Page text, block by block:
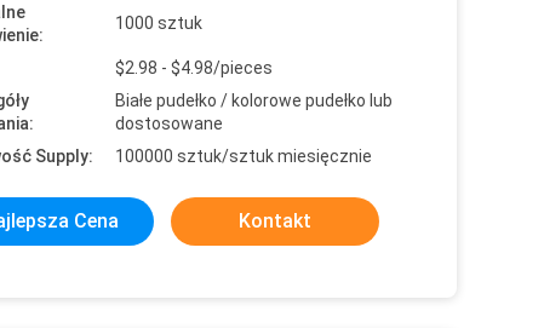
1000 sztuk
$2.98 - $4.98/pieces
Białe pudełko / kolorowe pudełko lub
dostosowane
Supply:
100000 sztuk/sztuk miesięcznie
Cena Kontakt